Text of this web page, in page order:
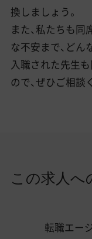
換しましょう。
また、私たちも同
な不安まで、どん
入職された先生
ので、ぜひご相談
この求人へ
転職エー